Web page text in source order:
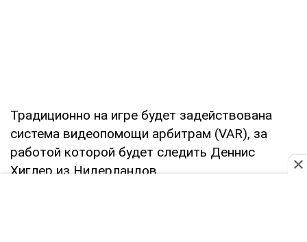
Традиционно на игре будет задействована
система видеопомощи арбитрам (VAR), за
работой которой будет следить Деннис
Хиглер из Нидерландов.